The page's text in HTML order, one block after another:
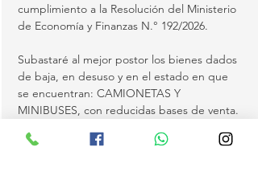
cumplimiento a la Resolución del Ministerio
de Economía y Finanzas N.° 192/2026.
Subastaré al mejor postor los bienes dados
de baja, en desuso y en el estado en que
se encuentran: CAMIONETAS Y
MINIBUSES, con reducidas bases de venta.
FORMA DE PAGO: SEÑA DE TRATO: Podrá